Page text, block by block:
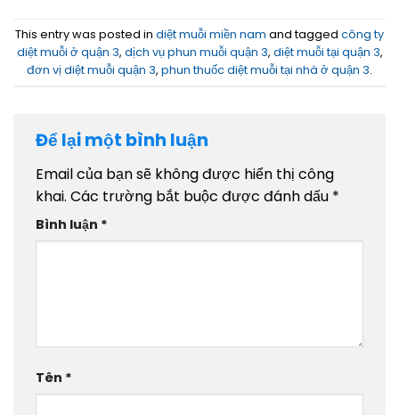
This entry was posted in diệt muỗi miền nam and tagged công ty
diệt muỗi ở quận 3, dịch vụ phun muỗi quận 3, diệt muỗi tại quận 3,
đơn vị diệt muỗi quận 3, phun thuốc diệt muỗi tại nhà ở quận 3.
Để lại một bình luận
Email của bạn sẽ không được hiển thị công
khai. Các trường bắt buộc được đánh dấu *
Bình luận *
Tên *